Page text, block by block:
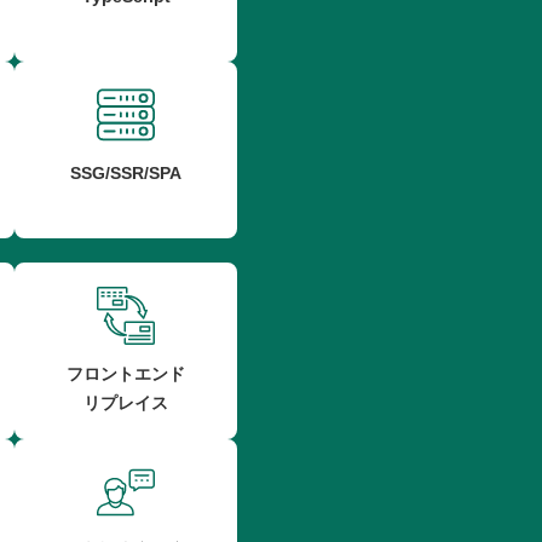
SSG/SSR/SPA
フロントエンド
リプレイス